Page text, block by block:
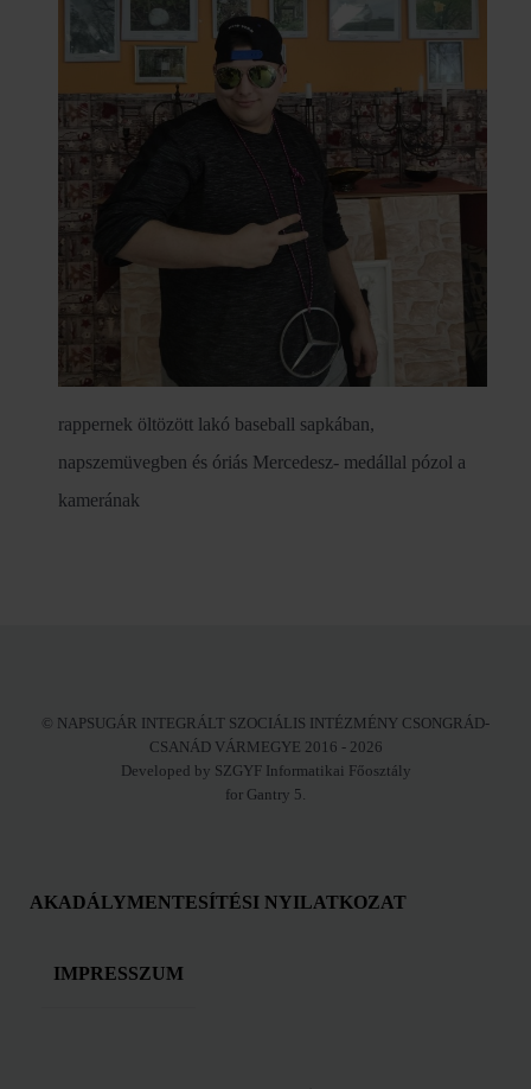
rappernek öltözött lakó baseball sapkában,
napszemüvegben és óriás Mercedesz- medállal pózol a
kamerának
© NAPSUGÁR INTEGRÁLT SZOCIÁLIS INTÉZMÉNY CSONGRÁD-
CSANÁD VÁRMEGYE 2016 - 2026
Developed by SZGYF Informatikai Főosztály
for Gantry 5.
AKADÁLYMENTESÍTÉSI NYILATKOZAT
IMPRESSZUM